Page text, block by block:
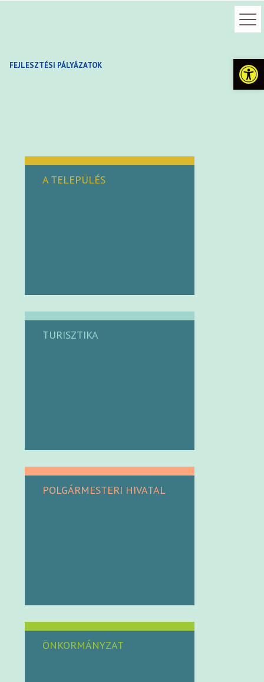
FEJLESZTÉSI PÁLYÁZATOK
A TELEPÜLÉS
TURISZTIKA
POLGÁRMESTERI HIVATAL
ÖNKORMÁNYZAT